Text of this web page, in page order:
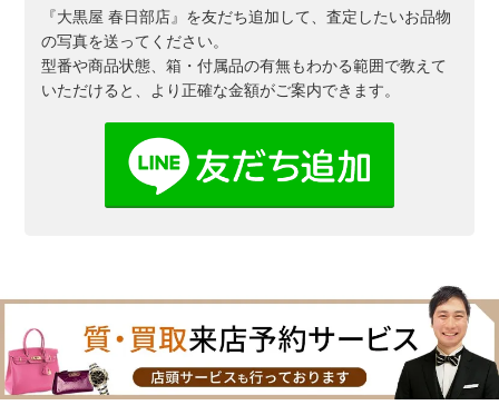
『大黒屋 春日部店』を友だち追加して、査定したいお品物
の写真を送ってください。
型番や商品状態、箱・付属品の有無もわかる範囲で教えて
いただけると、より正確な金額がご案内できます。